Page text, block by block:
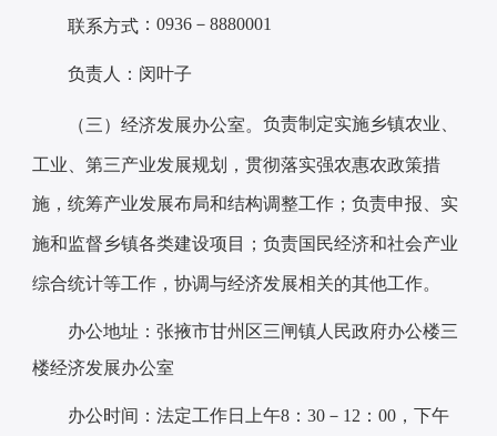
联系方式：0936－8880001
负责人：闵叶子
（三）经济发展办公室。 负责制定实施乡镇农业、
工业、第三产业发展规划，贯彻落实强农惠农政策措
施，统筹产业发展布局和结构调整工作；负责申报、实
施和监督乡镇各类建设项目；负责国民经济和社会产业
综合统计等工作，协调与经济发展相关的其他工作。
办公地址：张掖市甘州区三闸镇人民政府办公楼三
楼经济发展办公室
办公时间：法定工作日上午8：30－12：00，下午